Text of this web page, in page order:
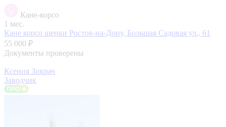
Кане-корсо
1 мес.
Кане корсо щенки Ростов-на-Дону, Большая Садовая ул., 61
55 000 ₽
Документы проверены
Ксения Зикрач
Заводчик